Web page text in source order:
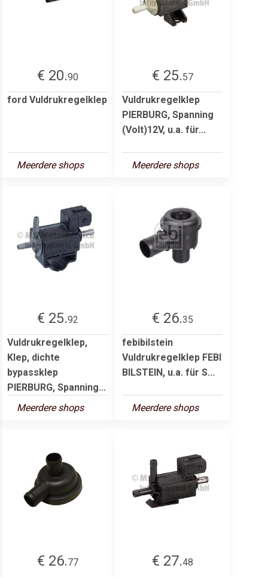
€ 20.90
ford Vuldrukregelklep
Meerdere shops
€ 25.57
Vuldrukregelklep
PIERBURG, Spanning
(Volt)12V, u.a. für...
Meerdere shops
€ 25.92
Vuldrukregelklep,
Klep, dichte
bypassklep
PIERBURG, Spanning...
Meerdere shops
€ 26.35
febibilstein
Vuldrukregelklep FEBI
BILSTEIN, u.a. für S...
Meerdere shops
€ 26.77 € 27.48